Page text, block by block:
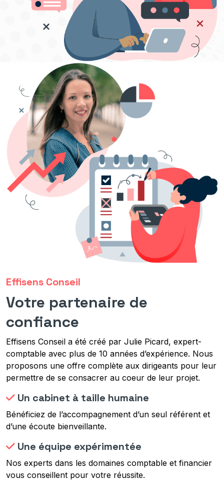
Effisens Conseil
Votre partenaire de
confiance
Effisens Conseil a été créé par Julie Picard, expert-
comptable avec plus de 10 années d’expérience. Nous
proposons une offre complète aux dirigeants pour leur
permettre de se consacrer au coeur de leur projet.
Un cabinet à taille humaine
Bénéficiez de l’accompagnement d’un seul référent et
d’une écoute bienveillante.
Une équipe expérimentée
Nos experts dans les domaines comptable et financier
vous conseillent pour votre réussite.